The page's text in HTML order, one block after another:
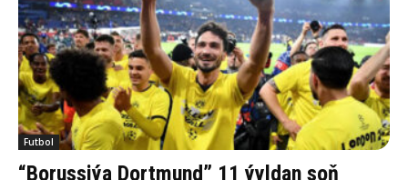
Futbol
“Borussiýa Dortmund” 11 ýyldan soň